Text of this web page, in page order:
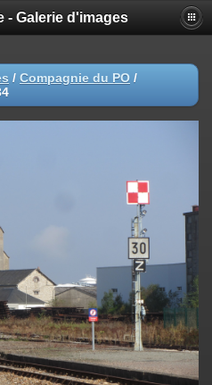
- Galerie d'images
/ Compagnie du PO /